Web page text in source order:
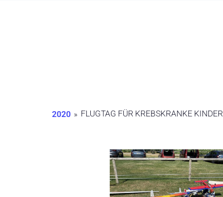
2020 » FLUGTAG FÜR KREBSKRANKE KINDER